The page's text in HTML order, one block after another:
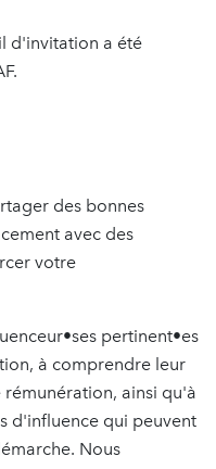
d'invitation a été
des bonnes
avec des
votre
pertinent•es
à comprendre leur
ainsi qu'à
d'influence qui peuvent
Nous